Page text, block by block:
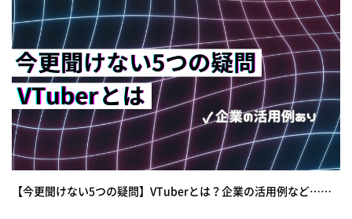
【今更聞けない5つの疑問】VTuberとは？企業の活用例など……